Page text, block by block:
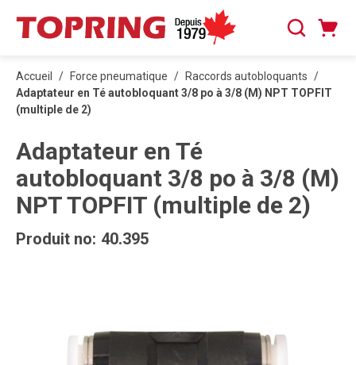
PASSER AU CONTENU PRINCIPAL
Recherche
Accueil / Force pneumatique / Raccords autobloquants /
Adaptateur en Té autobloquant 3/8 po à 3/8 (M) NPT TOPFIT
(multiple de 2)
Adaptateur en Té
autobloquant 3/8 po à 3/8 (M)
NPT TOPFIT (multiple de 2)
Produit no: 40.395